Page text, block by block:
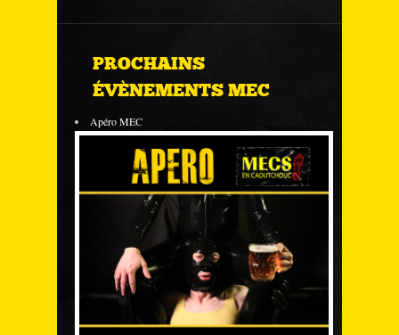
PROCHAINS
ÉVÈNEMENTS MEC
Apéro MEC